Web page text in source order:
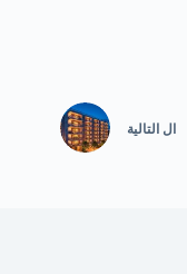
ال التالية